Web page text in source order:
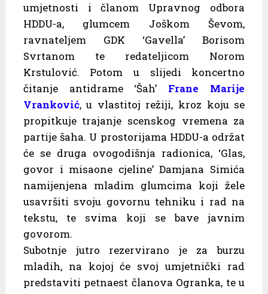
umjetnosti i članom Upravnog odbora
HDDU-a, glumcem Joškom Ševom,
ravnateljem GDK ‘Gavella’ Borisom
Svrtanom te redateljicom Norom
Krstulović. Potom u slijedi koncertno
čitanje antidrame ‘Šah’ Frane Marije
Vranković, u vlastitoj režiji, kroz koju se
propitkuje trajanje scenskog vremena za
partije šaha. U prostorijama HDDU-a održat
će se druga ovogodišnja radionica, ‘Glas,
govor i misaone cjeline’ Damjana Simića
namijenjena mladim glumcima koji žele
usavršiti svoju govornu tehniku i rad na
tekstu, te svima koji se bave javnim
govorom.
Subotnje jutro rezervirano je za burzu
mladih, na kojoj će svoj umjetnički rad
predstaviti petnaest članova Ogranka, te u